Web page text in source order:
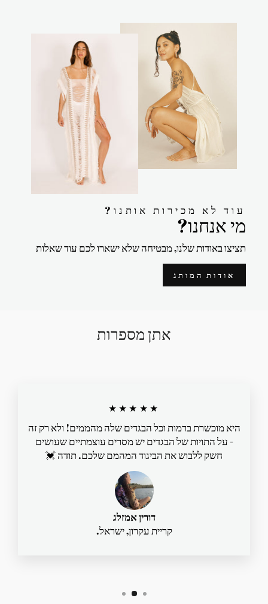
?עוד לא מכירות אותנו
?מי אנחנו
תציצו באודות שלנו, מבטיחה שלא ישארו לכם עוד שאלות
אודות המותג
אתן מספרות
★★★★★
היא מוכשרת ברמות וכל הבגדים שלה מהממים! ולא רק זה
- על התויות של הבגדים יש מסרים עוצמתיים שעושים
חשק ללבוש את הביגוד המהמם שלכם. תודה 💓
דורין אמזלג
קריית עקרון, ישראל.